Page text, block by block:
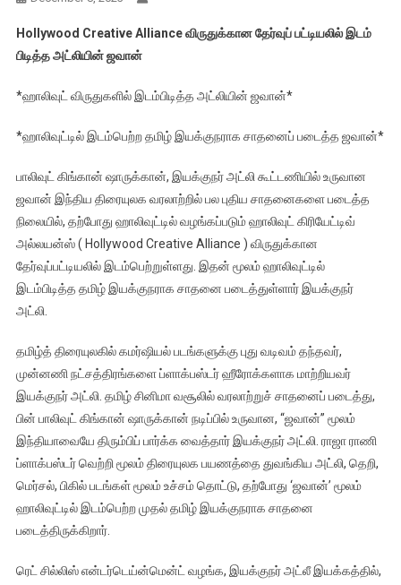
Hollywood Creative Alliance விருதுக்கான தேர்வுப் பட்டியலில் இடம்
பிடித்த அட்லியின் ஜவான்
*ஹாலிவுட் விருதுகளில் இடம்பிடித்த அட்லியின் ஜவான்*
*ஹாலிவுட்டில் இடம்பெற்ற தமிழ் இயக்குநராக சாதனைப் படைத்த ஜவான்*
பாலிவுட் கிங்கான் ஷாருக்கான், இயக்குநர் அட்லி கூட்டணியில் உருவான
ஜவான் இந்திய திரையுலக வரலாற்றில் பல புதிய சாதனைகளை படைத்த
நிலையில், தற்போது ஹாலிவுட்டில் வழங்கப்படும் ஹாலிவுட் கிரியேட்டிவ்
அல்லயன்ஸ் ( Hollywood Creative Alliance ) விருதுக்கான
தேர்வுப்பட்டியலில் இடம்பெற்றுள்ளது. இதன் மூலம் ஹாலிவுட்டில்
இடம்பிடித்த தமிழ் இயக்குநராக சாதனை படைத்துள்ளார் இயக்குநர்
அட்லி.
தமிழ்த் திரையுலகில் கமர்ஷியல் படங்களுக்கு புது வடிவம் தந்தவர்,
முன்னணி நட்சத்திரங்களை ப்ளாக்பஸ்டர் ஹீரோக்களாக மாற்றியவர்
இயக்குநர் அட்லி. தமிழ் சினிமா வசூலில் வரலாற்றுச் சாதனைப் படைத்து,
பின் பாலிவுட் கிங்கான் ஷாருக்கான் நடிப்பில் உருவான, “ஜவான்” மூலம்
இந்தியாவையே திரும்பிப் பார்க்க வைத்தார் இயக்குநர் அட்லி. ராஜா ராணி
ப்ளாக்பஸ்டர் வெற்றி மூலம் திரையுலக பயணத்தை துவங்கிய அட்லி, தெறி,
மெர்சல், பிகில் படங்கள் மூலம் உச்சம் தொட்டு, தற்போது ‘ஜவான்’ மூலம்
ஹாலிவுட்டில் இடம்பெற்ற முதல் தமிழ் இயக்குநராக சாதனை
படைத்திருக்கிறார்.
ரெட் சில்லிஸ் என்டர்டெய்ன்மென்ட் வழங்க, இயக்குநர் அட்லீ இயக்கத்தில்,